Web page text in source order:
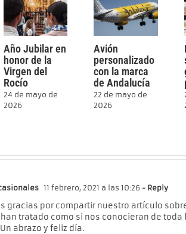
Año Jubilar en
honor de la
Virgen del
Rocío
24 de mayo de
2026
Avión
personalizado
con la marca
de Andalucía
22 de mayo de
2026
11 febrero, 2021 a las 10:26 - Reply
gracias por compartir nuestro artículo
tratado como si nos conocieran de toda
abrazo y feliz día.